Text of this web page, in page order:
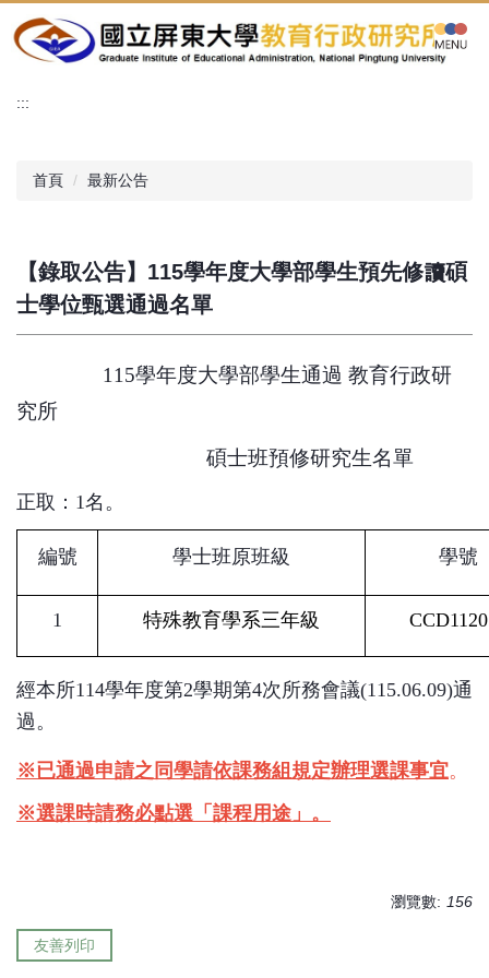
到
內
:::
首頁 最新公告
【錄取公告】115學年度大學部學生預先修讀碩
士學位甄選通過名單
115學年度大學部學生通過 教育行政研
究所
碩士班預修研究生名單
正取：1名。
編號 學士班原班級 學號
1 特殊教育學系三年級
經本所114學年度第2學期第4次所務會議(115.06.09)通
過。
※已通過申請之同學請依課務組規定辦理選課事宜。
※選課時請務必點選「課程用途」。
瀏覽數: 156
友善列印